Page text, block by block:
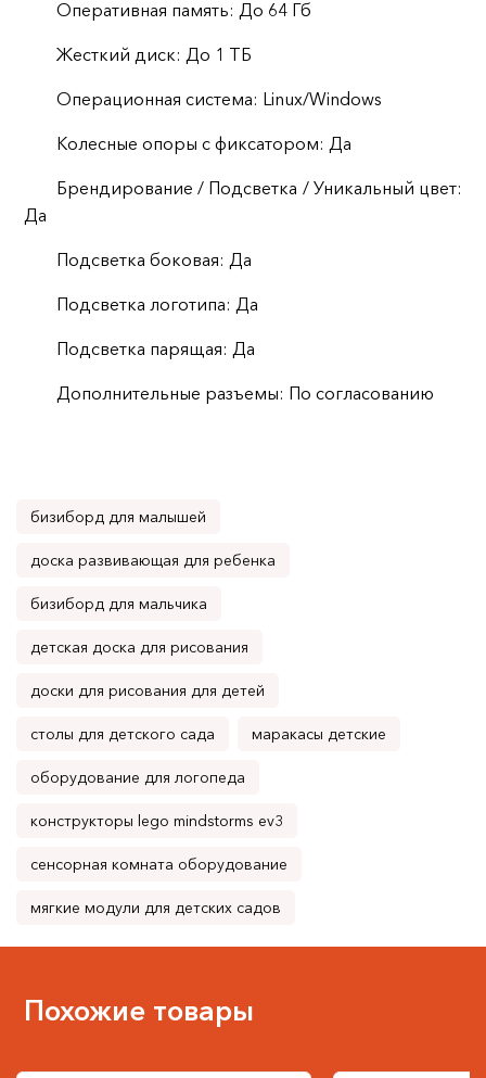
Оперативная память: До 64 Гб
Жесткий диск: До 1 ТБ
Операционная система: Linux/Windows
Колесные опоры с фиксатором: Да
Брендирование / Подсветка / Уникальный цвет:
Да
Подсветка боковая: Да
Подсветка логотипа: Да
Подсветка парящая: Да
Дополнительные разъемы: По согласованию
бизиборд для малышей
доска развивающая для ребенка
бизиборд для мальчика
детская доска для рисования
доски для рисования для детей
столы для детского сада маракасы детские
оборудование для логопеда
конструкторы lego mindstorms ev3
сенсорная комната оборудование
мягкие модули для детских садов
Похожие товары